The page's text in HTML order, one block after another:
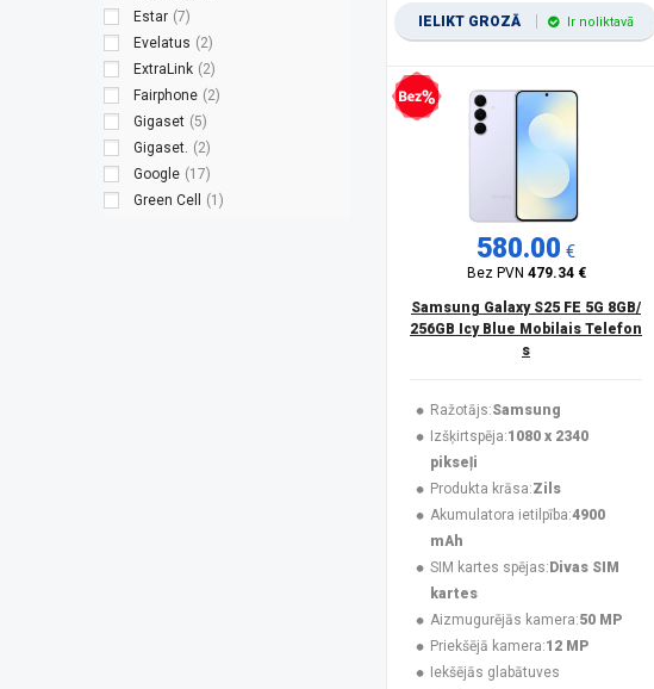
Estar (7)
Evelatus (2)
ExtraLink (2)
Fairphone (2)
Gigaset (5)
Gigaset. (2)
Google (17)
Green Cell
(1)
IELIKT GROZĀ Ir noliktavā
Bezprocentu kredīts
580.00 €
Bez PVN 479.34 €
Samsung Galaxy S25 FE 5G 8GB/
256GB Icy Blue Mobilais Telefon
s
Ražotājs:Samsung
Izšķirtspēja:1080 x 2340
pikseļi
Produkta krāsa:Zils
Akumulatora ietilpība:4900
mAh
SIM kartes spējas: Divas SIM
kartes
Aizmugurējās kamera:50 MP
Priekšējā kamera:12 MP
Iekšējās glabātuves